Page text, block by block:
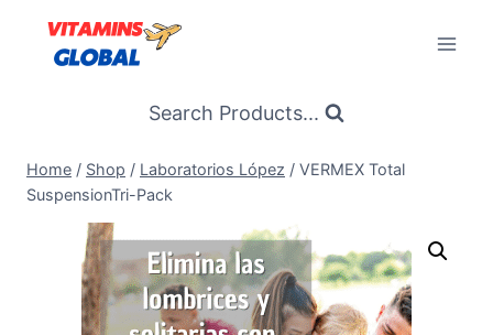
content
Search Products...
Home / Shop / Laboratorios López / VERMEX Total
SuspensionTri-Pack